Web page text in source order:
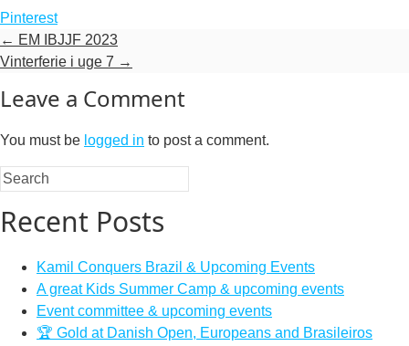
Pinterest
← EM IBJJF 2023
Vinterferie i uge 7 →
Leave a Comment
You must be logged in to post a comment.
Recent Posts
Kamil Conquers Brazil & Upcoming Events
A great Kids Summer Camp & upcoming events
Event committee & upcoming events
🏆 Gold at Danish Open, Europeans and Brasileiros